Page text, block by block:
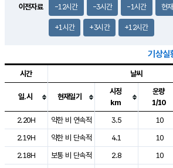
이전자료 -12시간 -3시간 -1시간 현재
+1시간 +3시간 +12시간
기상실
도시별 기상실황표로 지점, 날씨, 기온, 강수,
시간 날씨
일.시 현재일기
시정
km
운량
1/10
2.20H
약한 비 연속적 3.5 10
2.19H
약한 비 단속적 4.1 10
2.18H
보통 비 단속적 2.8 10